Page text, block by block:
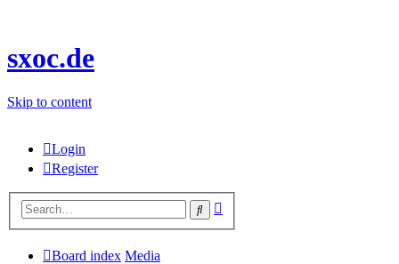
sxoc.de
Skip to content
Login
Register
Search
Board index Media